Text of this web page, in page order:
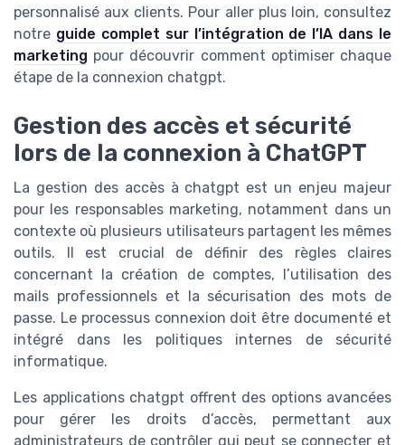
personnalisé aux clients. Pour aller plus loin, consultez
notre guide complet sur l’intégration de l’IA dans le
marketing pour découvrir comment optimiser chaque
étape de la connexion chatgpt.
Gestion des accès et sécurité
lors de la connexion à ChatGPT
La gestion des accès à chatgpt est un enjeu majeur
pour les responsables marketing, notamment dans un
contexte où plusieurs utilisateurs partagent les mêmes
outils. Il est crucial de définir des règles claires
concernant la création de comptes, l’utilisation des
mails professionnels et la sécurisation des mots de
passe. Le processus connexion doit être documenté et
intégré dans les politiques internes de sécurité
informatique.
Les applications chatgpt offrent des options avancées
pour gérer les droits d’accès, permettant aux
administrateurs de contrôler qui peut se connecter et